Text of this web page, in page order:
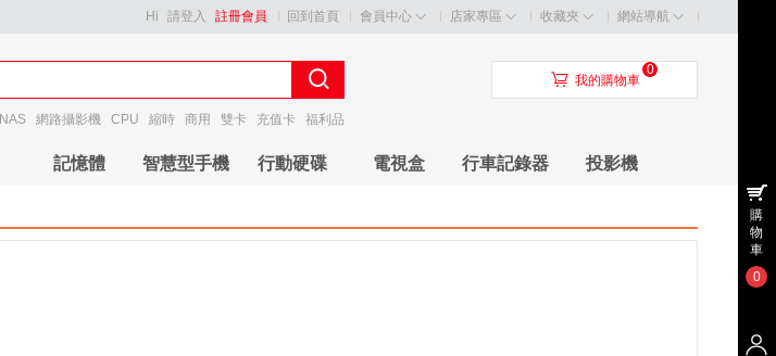
回到首頁 會員中心 店家專區 收藏夾 網站導航
Hi 請登入 註冊會員
NAS 網路攝影機 CPU 縮時 商用 雙卡 充值卡 福利品
󰃦 我的購物車
0
記憶體 智慧型手機 行動硬碟 電視盒 行車記錄器 投影機
購
物
車
0